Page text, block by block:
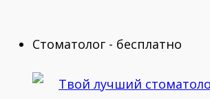
Стоматолог - бесплатно